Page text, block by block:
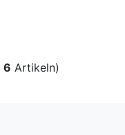
6 Artikeln)